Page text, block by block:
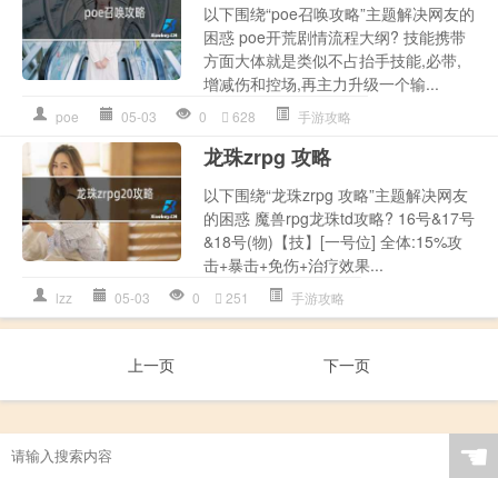
以下围绕“poe召唤攻略”主题解决网友的
困惑 poe开荒剧情流程大纲? 技能携带
方面大体就是类似不占抬手技能,必带,
增减伤和控场,再主力升级一个输...
poe 05-03 0 628 手游攻略
龙珠zrpg 攻略
以下围绕“龙珠zrpg 攻略”主题解决网友
的困惑 魔兽rpg龙珠td攻略? 16号&17号
&18号(物)【技】[一号位] 全体:15%攻
击+暴击+免伤+治疗效果...
lzz 05-03 0 251 手游攻略
上一页 下一页
☚